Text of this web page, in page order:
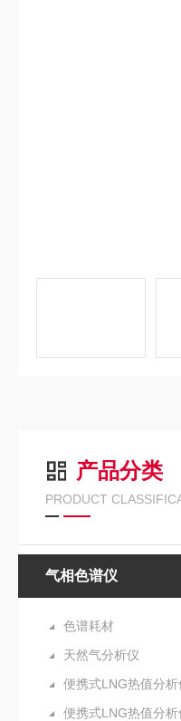
产品分类
PRODUCT
气相色谱仪
色谱耗材
天然气分析仪
便携式LNG热值分析
便携式LNG热值分析